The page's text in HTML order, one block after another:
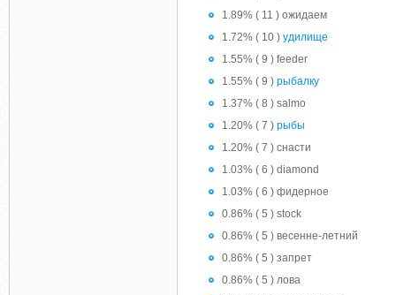
1.89% ( 11 ) ожидаем
1.72% ( 10 ) удилище
1.55% ( 9 ) feeder
1.55% ( 9 ) рыбалку
1.37% ( 8 ) salmo
1.20% ( 7 ) рыбы
1.20% ( 7 ) снасти
1.03% ( 6 ) diamond
1.03% ( 6 ) фидерное
0.86% ( 5 ) stock
0.86% ( 5 ) весенне-летний
0.86% ( 5 ) запрет
0.86% ( 5 ) лова